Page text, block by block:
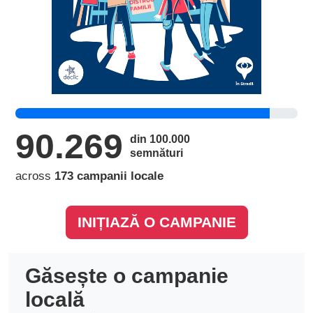
90.269
din 100.000
semnături
across 173 campanii locale
INIȚIAZĂ O CAMPANIE
Găsește o campanie
locală